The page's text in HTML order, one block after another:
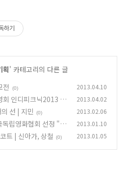
하기
획' 카테고리의 다른 글
전
(0) 2013.04.10
회 인디피크닉2013 (1
2013.04.02
선 | 지민 (0) 2013.02.06
립영화협회 선정 "올
영회
(0)
2013.01.10
트 | 신아가, 상철 (0) 2013.01.05